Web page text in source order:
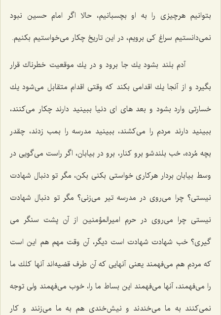
بتوانیم هرچیزی را به او بچسبانیم، حالا اگر امام حسین نبود
نمی‌دانستیم سراغ كی برویم، در این تاریخ چكار می‌خواستیم بكنیم.
آدم بلند بشود یك جا برود و در یك موقعیت خطرناك قرار
بگیرد و از آنجا یك اقدامی بكند كه وقتی اقدام متقابل می‌شود یك
خسارتی وارد بشود و بعد های ای دنیا ببینید دارند چكار می‌كنند،
ببینید دارند مردم را می‌كشند، ببینید مدرسه را بمب زدند، چقدر
بچه مُرده، خب بلندشو برو كنار، برو در بیابان، اگر راست می‌گویی در
وسط بیابان بردار هركاری خواستی بكنی بكن، مگر تو دنبال شهادت
نیستی؟ چرا می‌روی در مدرسه تیر می‌زنی؟ مگر تو دنبال شهادت
نیستی چرا می‌روی در حرم امیرالمؤمنین از آن پشت سنگر می
گیری؟ خب شهادت شهادت است دیگر، آن وقت مهم هم این است
كه مردم هم می‌فهمند یعنی آنهایی كه آن طرف قضیه‌اند آنها كلك ما
را می‌فهمند، آنها می‌فهمند این بساط ما را، خوب می‌فهمند ولی توجه
نمی‌كنند به ما می‌خندند و نیش‌خندی هم به ما می‌زنند و كار